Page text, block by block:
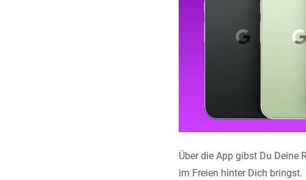
Über die App gibst Du Deine
im Freien hinter Dich bringst.